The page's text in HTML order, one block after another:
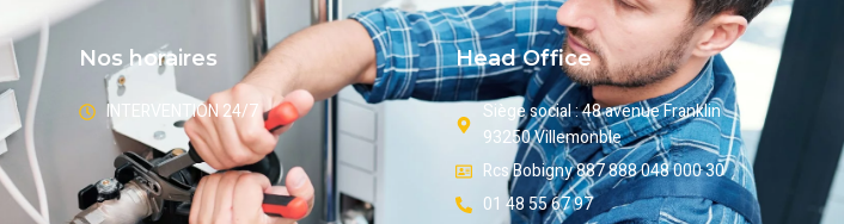
Nos horaires
INTERVENTION 24/7
Head Office
Siège social : 48 avenue Franklin
93250 Villemonble
Rcs Bobigny 887 888 048 000 30
01 48 55 67 97